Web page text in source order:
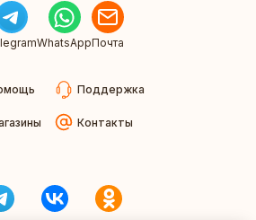
WhatsAppПочта
Поддержка
Контакты